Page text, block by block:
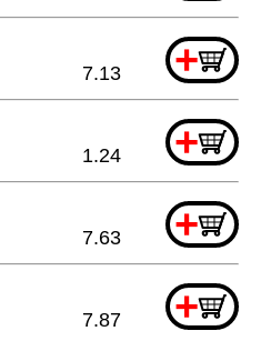
+
7.13
+
1.24
+
7.63
+
7.87